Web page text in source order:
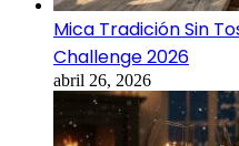
Mica Tradición Sin
Challenge 2026
abril 26, 2026